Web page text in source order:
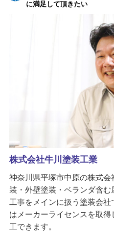
に満足して頂きたい
株式会社牛川塗装工業
神奈川県平塚市中原の株式
装・外壁塗装・ベランダ含
工事をメインに扱う塗装会
はメーカーライセンスを取
工できます。